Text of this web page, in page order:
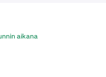
aikana